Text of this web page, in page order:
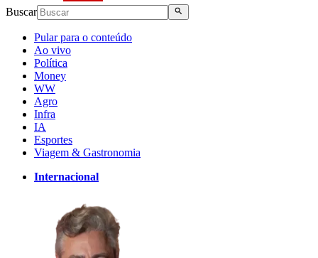
Buscar
Pular para o conteúdo
Ao vivo
Política
Money
WW
Agro
Infra
IA
Esportes
Viagem & Gastronomia
Internacional